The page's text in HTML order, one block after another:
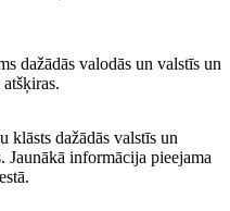
dažādās valodās un valstīs un
klāsts dažādās valstīs un
Jaunākā informācija pieejama